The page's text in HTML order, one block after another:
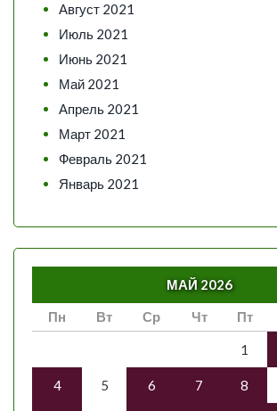
Август 2021
Июль 2021
Июнь 2021
Май 2021
Апрель 2021
Март 2021
Февраль 2021
Январь 2021
МАЙ 2026
Пн
Вт Ср Чт Пт
1
4 5 6 7 8